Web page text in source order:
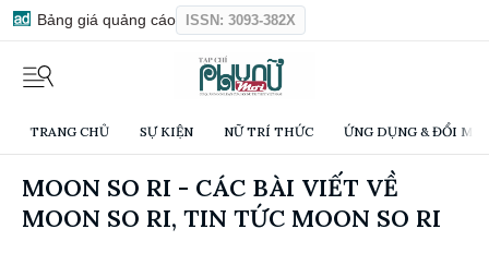
Bảng giá quảng cáo ISSN: 3093-382X
TRANG CHỦ SỰ KIỆN NỮ TRÍ THỨC ỨNG DỤNG & ĐỔI
MOON SO RI - CÁC BÀI VIẾT VỀ
MOON SO RI, TIN TỨC MOON SO RI